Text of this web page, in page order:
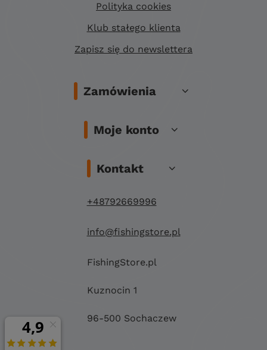
Polityka cookies
Klub stałego klienta
Zapisz się do newslettera
Zamówienia
Moje konto
Kontakt
+48792669996
info@fishingstore.pl
FishingStore.pl
Kuznocin 1
96-500 Sochaczew